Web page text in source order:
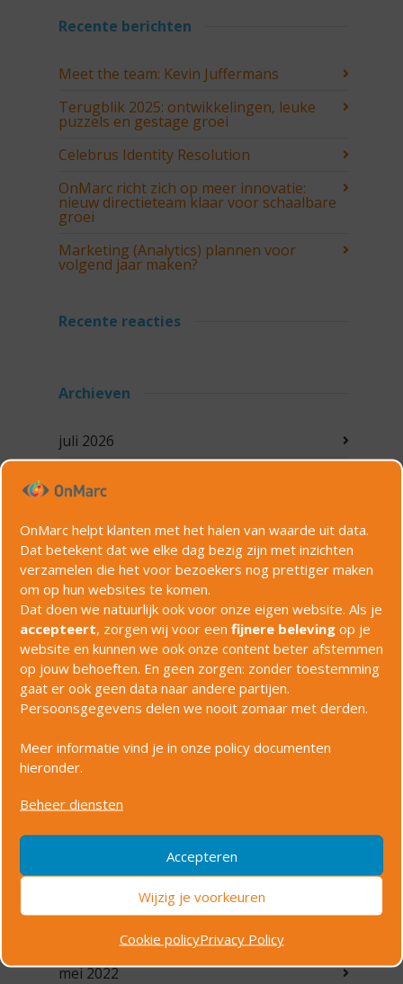
OnMarc helpt klanten met het halen van waarde uit data.
Dat betekent dat we elke dag bezig zijn met inzichten
verzamelen die het voor bezoekers nog prettiger maken
om op hun websites te komen.
Dat doen we natuurlijk ook voor onze eigen website. Als je
accepteert, zorgen wij voor een fijnere beleving op je
website en kunnen we ook onze content beter afstemmen
op jouw behoeften. En geen zorgen: zonder toestemming
gaat er ook geen data naar andere partijen.
Persoonsgegevens delen we nooit zomaar met derden.
Meer informatie vind je in onze policy documenten
hieronder.
Beheer diensten
Accepteren
Wijzig je voorkeuren
Cookie policyPrivacy Policy
Recente berichten
Meet the team: Kevin Juffermans
Terugblik 2025: ontwikkelingen, leuke
puzzels en gestage groei
Celebrus Identity Resolution
OnMarc richt zich op meer innovatie:
nieuw directieteam klaar voor schaalbare
groei
Marketing (Analytics) plannen voor
volgend jaar maken?
Recente reacties
Archieven
juli 2026
september 2024
augustus 2024
juni 2024
mei 2024
maart 2024
februari 2024
januari 2024
augustus 2023
juli 2023
juni 2023
maart 2023
februari 2023
januari 2023
mei 2022